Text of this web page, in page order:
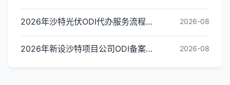
2026年沙特光伏ODI代办服务流程怎么走：从材料准备到备案完成的操作步骤 2026-08
2026年新设沙特项目公司ODI备案代办怎么选？靠谱机构推荐与评估标准 2026-08